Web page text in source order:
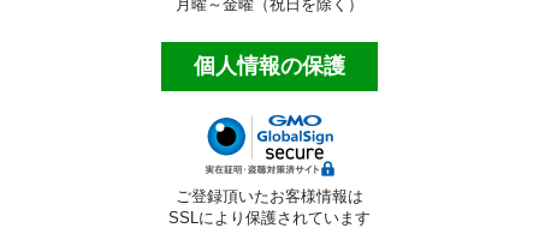
ポリッシャー・パッド
月曜～金曜（祝日を除く）
個人情報の保護
ご登録頂いたお客様情報は
SSLにより保護されています